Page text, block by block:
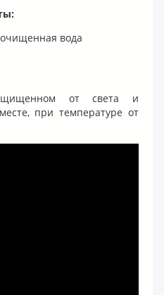
вода
от света и
при температуре от